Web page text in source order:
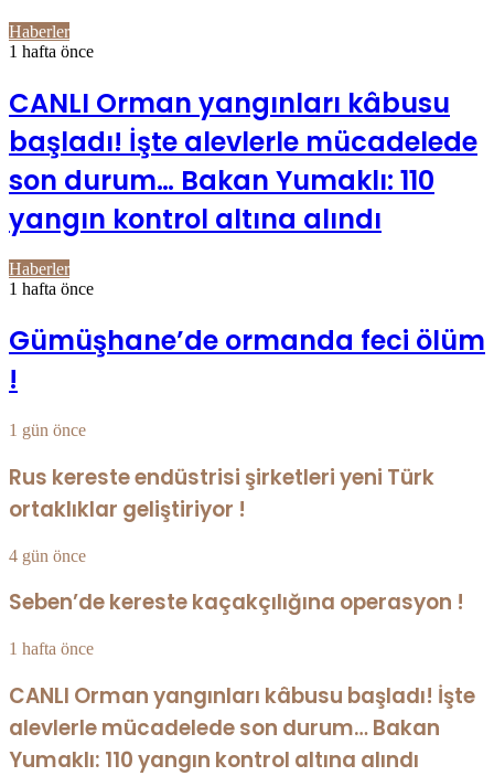
Haberler
1 hafta önce
CANLI Orman yangınları kâbusu
başladı! İşte alevlerle mücadelede
son durum… Bakan Yumaklı: 110
yangın kontrol altına alındı
Haberler
1 hafta önce
Gümüşhane’de ormanda feci ölüm
!
1 gün önce
Rus kereste endüstrisi şirketleri yeni Türk
ortaklıklar geliştiriyor !
4 gün önce
Seben’de kereste kaçakçılığına operasyon !
1 hafta önce
CANLI Orman yangınları kâbusu başladı! İşte
alevlerle mücadelede son durum… Bakan
Yumaklı: 110 yangın kontrol altına alındı